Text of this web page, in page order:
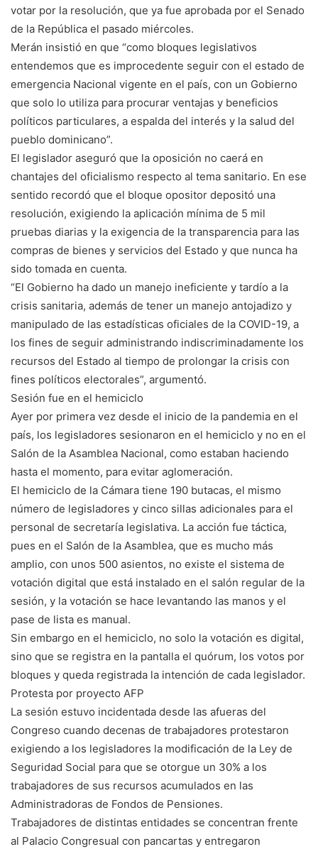
votar por la resolución, que ya fue aprobada por el Senado
de la República el pasado miércoles.
Merán insistió en que “como bloques legislativos
entendemos que es improcedente seguir con el estado de
emergencia Nacional vigente en el país, con un Gobierno
que solo lo utiliza para procurar ventajas y beneficios
políticos particulares, a espalda del interés y la salud del
pueblo dominicano”.
El legislador aseguró que la oposición no caerá en
chantajes del oficialismo respecto al tema sanitario. En ese
sentido recordó que el bloque opositor depositó una
resolución, exigiendo la aplicación mínima de 5 mil
pruebas diarias y la exigencia de la transparencia para las
compras de bienes y servicios del Estado y que nunca ha
sido tomada en cuenta.
“El Gobierno ha dado un manejo ineficiente y tardío a la
crisis sanitaria, además de tener un manejo antojadizo y
manipulado de las estadísticas oficiales de la COVID-19, a
los fines de seguir administrando indiscriminadamente los
recursos del Estado al tiempo de prolongar la crisis con
fines políticos electorales”, argumentó.
Sesión fue en el hemiciclo
Ayer por primera vez desde el inicio de la pandemia en el
país, los legisladores sesionaron en el hemiciclo y no en el
Salón de la Asamblea Nacional, como estaban haciendo
hasta el momento, para evitar aglomeración.
El hemiciclo de la Cámara tiene 190 butacas, el mismo
número de legisladores y cinco sillas adicionales para el
personal de secretaría legislativa. La acción fue táctica,
pues en el Salón de la Asamblea, que es mucho más
amplio, con unos 500 asientos, no existe el sistema de
votación digital que está instalado en el salón regular de la
sesión, y la votación se hace levantando las manos y el
pase de lista es manual.
Sin embargo en el hemiciclo, no solo la votación es digital,
sino que se registra en la pantalla el quórum, los votos por
bloques y queda registrada la intención de cada legislador.
Protesta por proyecto AFP
La sesión estuvo incidentada desde las afueras del
Congreso cuando decenas de trabajadores protestaron
exigiendo a los legisladores la modificación de la Ley de
Seguridad Social para que se otorgue un 30% a los
trabajadores de sus recursos acumulados en las
Administradoras de Fondos de Pensiones.
Trabajadores de distintas entidades se concentran frente
al Palacio Congresual con pancartas y entregaron